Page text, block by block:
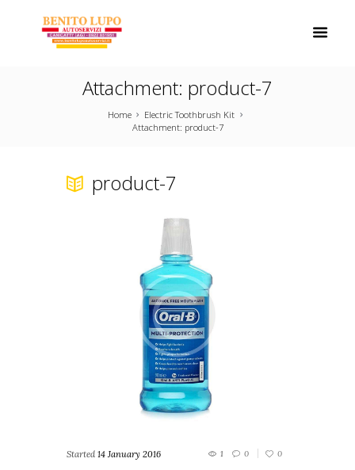
Attachment: product-7
Home
Electric Toothbrush Kit
Attachment: product-7
product-7
Started 14 January 2016 1 0 0